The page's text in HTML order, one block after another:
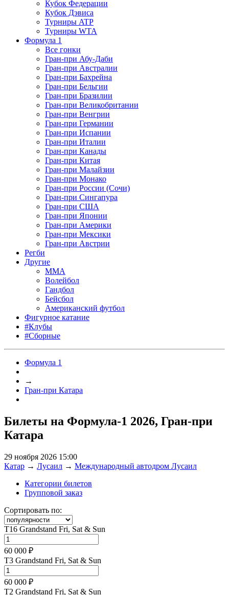
Кубок Федерации
Кубок Дэвиса
Турниры ATP
Турниры WTA
Формула 1
Все гонки
Гран-при Абу-Даби
Гран-при Австралии
Гран-при Бахрейна
Гран-при Бельгии
Гран-при Бразилии
Гран-при Великобритании
Гран-при Венгрии
Гран-при Германии
Гран-при Испании
Гран-при Италии
Гран-при Канады
Гран-при Китая
Гран-при Малайзии
Гран-при Монако
Гран-при России (Сочи)
Гран-при Сингапура
Гран-при США
Гран-при Японии
Гран-при Америки
Гран-при Мексики
Гран-при Австрии
Регби
Другие
MMA
Волейбол
Гандбол
Бейсбол
Американский футбол
Фигурное катание
#Клубы
#Сборные
Формула 1
→
Гран-при Катара
Билеты на Формула-1 2026, Гран-при
Катара
29 ноября 2026 15:00
Катар → Лусаил → Международный автодром Лусаил
Категории билетов
Групповой заказ
Сортировать по:
T16 Grandstand Fri, Sat & Sun
60 000 ₽
T3 Grandstand Fri, Sat & Sun
60 000 ₽
T2 Grandstand Fri, Sat & Sun